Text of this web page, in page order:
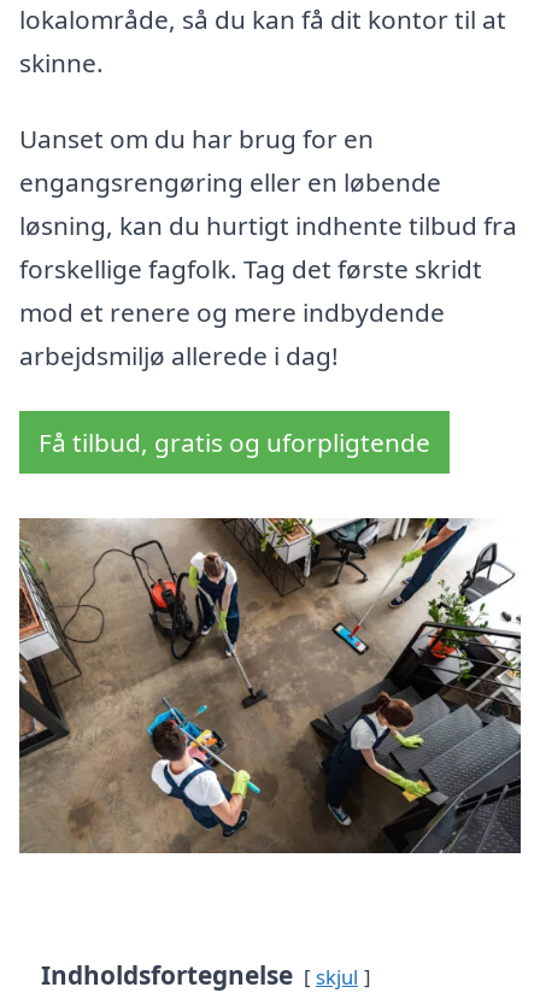
lokalområde, så du kan få dit kontor til at
skinne.
Uanset om du har brug for en
engangsrengøring eller en løbende
løsning, kan du hurtigt indhente tilbud fra
forskellige fagfolk. Tag det første skridt
mod et renere og mere indbydende
arbejdsmiljø allerede i dag!
Få tilbud, gratis og uforpligtende
Indholdsfortegnelse skjul